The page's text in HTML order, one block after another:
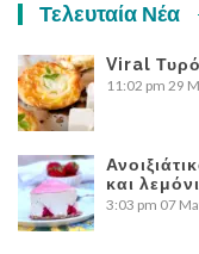
Τελευταία Νέα
Viral
11:02 pm 29
και λεμόνι
3:03 pm 07